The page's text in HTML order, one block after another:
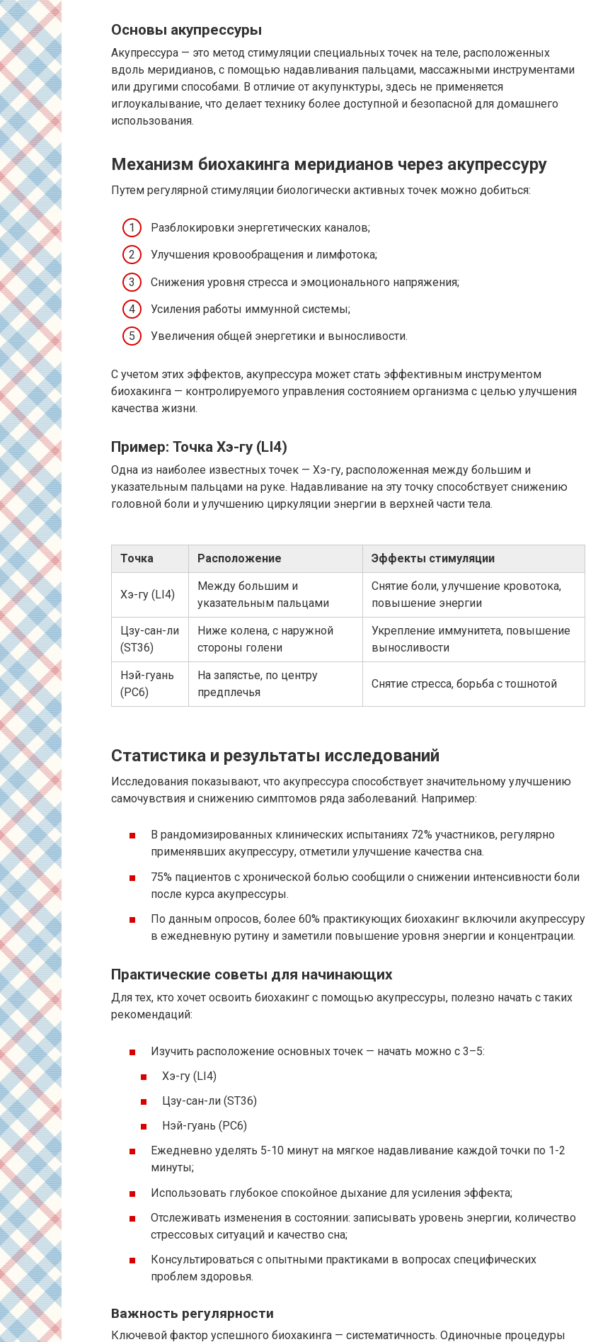
Основы акупрессуры
Акупрессура — это метод стимуляции специальных точек на теле, расположенных
вдоль меридианов, с помощью надавливания пальцами, массажными инструментами
или другими способами. В отличие от акупунктуры, здесь не применяется
иглоукалывание, что делает технику более доступной и безопасной для домашнего
использования.
Механизм биохакинга меридианов через акупрессуру
Путем регулярной стимуляции биологически активных точек можно добиться:
Разблокировки энергетических каналов;
Улучшения кровообращения и лимфотока;
Снижения уровня стресса и эмоционального напряжения;
Усиления работы иммунной системы;
Увеличения общей энергетики и выносливости.
С учетом этих эффектов, акупрессура может стать эффективным инструментом
биохакинга — контролируемого управления состоянием организма с целью улучшения
качества жизни.
Пример: Точка Хэ-гу (LI4)
Одна из наиболее известных точек — Хэ-гу, расположенная между большим и
указательным пальцами на руке. Надавливание на эту точку способствует снижению
головной боли и улучшению циркуляции энергии в верхней части тела.
Точка Расположение Эффекты стимуляции
Хэ-гу (LI4)
Между большим и
указательным пальцами
Снятие боли, улучшение кровотока,
повышение энергии
Цзу-сан-ли
(ST36)
Ниже колена, с наружной
стороны голени
Укрепление иммунитета, повышение
выносливости
Нэй-гуань
(PC6)
На запястье, по центру
предплечья
Снятие стресса, борьба с тошнотой
Статистика и результаты исследований
Исследования показывают, что акупрессура способствует значительному улучшению
самочувствия и снижению симптомов ряда заболеваний. Например:
В рандомизированных клинических испытаниях 72% участников, регулярно
применявших акупрессуру, отметили улучшение качества сна.
75% пациентов с хронической болью сообщили о снижении интенсивности боли
после курса акупрессуры.
По данным опросов, более 60% практикующих биохакинг включили акупрессуру
в ежедневную рутину и заметили повышение уровня энергии и концентрации.
Практические советы для начинающих
Для тех, кто хочет освоить биохакинг с помощью акупрессуры, полезно начать с таких
рекомендаций:
Изучить расположение основных точек — начать можно с 3–5:
Хэ-гу (LI4)
Цзу-сан-ли (ST36)
Нэй-гуань (PC6)
Ежедневно уделять 5-10 минут на мягкое надавливание каждой точки по 1-2
минуты;
Использовать глубокое спокойное дыхание для усиления эффекта;
Отслеживать изменения в состоянии: записывать уровень энергии, количество
стрессовых ситуаций и качество сна;
Консультироваться с опытными практиками в вопросах специфических
проблем здоровья.
Важность регулярности
Ключевой фактор успешного биохакинга — систематичность. Одиночные процедуры